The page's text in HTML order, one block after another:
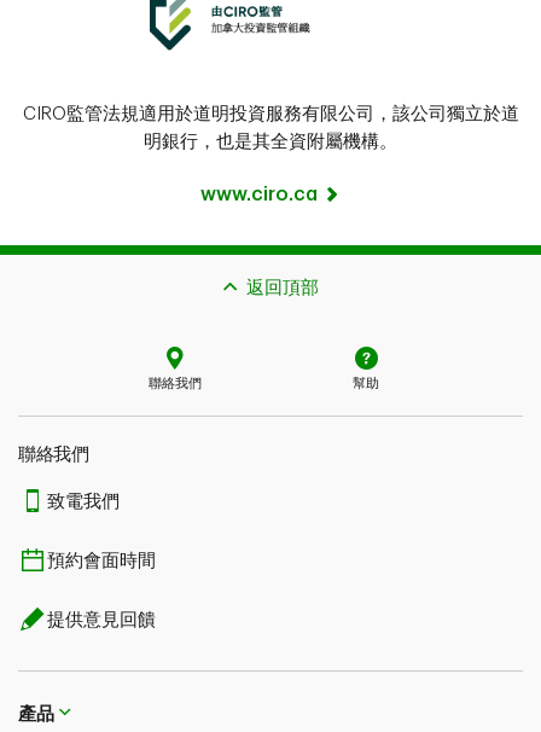
CIRO監管法規適用於道明投資服務有限公司，該公司獨立於道
明銀行，也是其全資附屬機構。
www.ciro.ca
返回頂部
聯絡我們 幫助
聯絡我們
致電我們
預約會面時間
提供意見回饋
產品